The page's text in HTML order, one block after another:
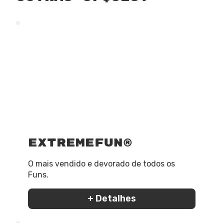
ExtremeFun®
O mais vendido e devorado de todos os
Funs.
+ Detalhes